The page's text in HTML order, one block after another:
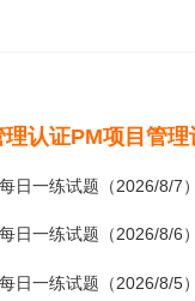
日一练试题（2026/8/7）
日一练试题（2026/8/6）
日一练试题（2026/8/5）